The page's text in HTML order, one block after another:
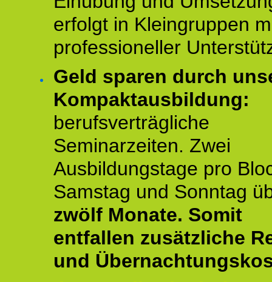
erfolgt in Kleingruppen
professioneller
Geld sparen durch
Kompaktausbildung:
berufsverträgliche
Seminarzeiten. Zwei
Ausbildungstage pro
Samstag und Sonntag
zwölf Monate. Somit
entfallen zusätzliche
und